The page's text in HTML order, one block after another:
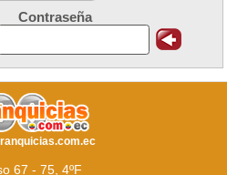
Contraseña
67 - 75, 4ºF